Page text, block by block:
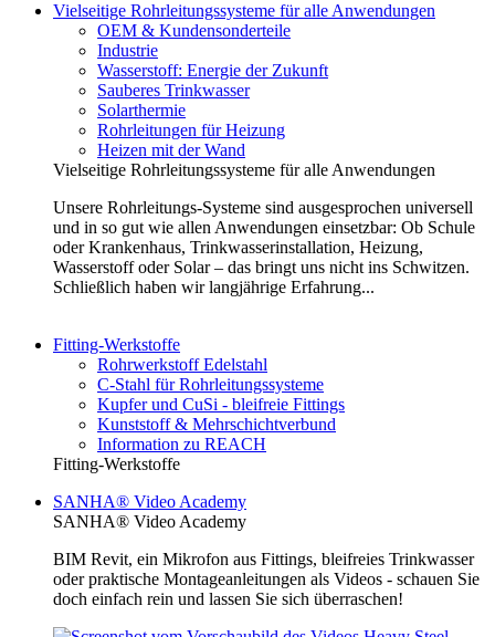
Vielseitige Rohrleitungssysteme für alle Anwendungen
OEM & Kundensonderteile
Industrie
Wasserstoff: Energie der Zukunft
Sauberes Trinkwasser
Solarthermie
Rohrleitungen für Heizung
Heizen mit der Wand
Vielseitige Rohrleitungssysteme für alle Anwendungen
Unsere Rohrleitungs-Systeme sind ausgesprochen universell
und in so gut wie allen Anwendungen einsetzbar: Ob Schule
oder Krankenhaus, Trinkwasserinstallation, Heizung,
Wasserstoff oder Solar – das bringt uns nicht ins Schwitzen.
Schließlich haben wir langjährige Erfahrung...
Fitting-Werkstoffe
Rohrwerkstoff Edelstahl
C-Stahl für Rohrleitungssysteme
Kupfer und CuSi - bleifreie Fittings
Kunststoff & Mehrschichtverbund
Information zu REACH
Fitting-Werkstoffe
SANHA® Video Academy
SANHA® Video Academy
BIM Revit, ein Mikrofon aus Fittings, bleifreies Trinkwasser
oder praktische Montageanleitungen als Videos - schauen Sie
doch einfach rein und lassen Sie sich überraschen!